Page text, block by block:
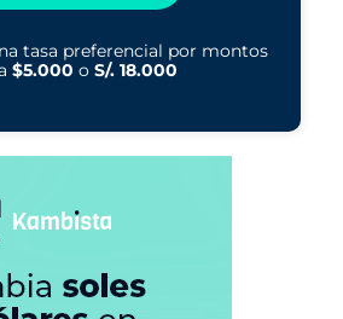
tasa preferencial por montos
$5.000 o S/. 18.000